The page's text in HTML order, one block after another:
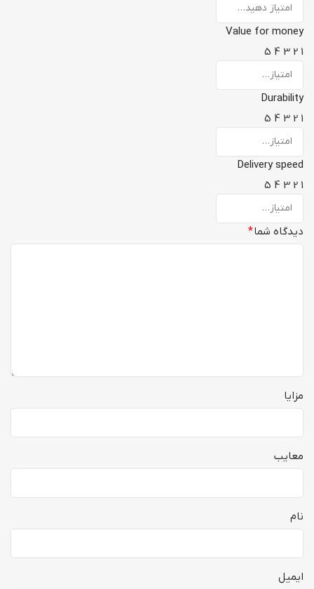
Value for money
1
2
3
4
5
Durability
1
2
3
4
5
Delivery speed
1
2
3
4
5
دیدگاه شما*
مزایا
معایب
نام
ایمیل